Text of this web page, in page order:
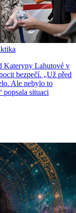
Kateryny Lahutové v
bezpečí. „Už před
Ale nebylo to
popsala situaci